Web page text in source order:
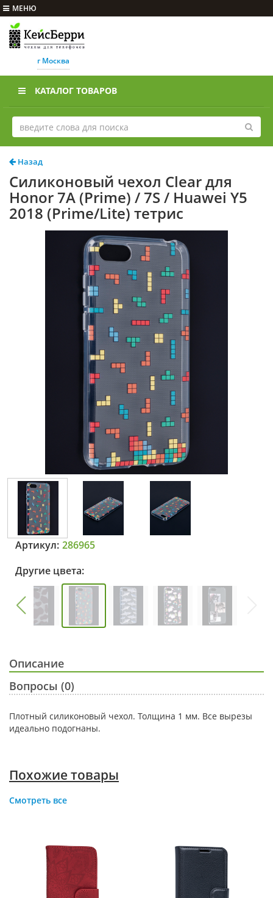
МЕНЮ
г Москва
КАТАЛОГ ТОВАРОВ
Назад
Силиконовый чехол Clear для
Honor 7A (Prime) / 7S / Huawei Y5
2018 (Prime/Lite) тетрис
Артикул: 286965
Другие цвета:
Описание
Вопросы (0)
Плотный силиконовый чехол. Толщина 1 мм. Все вырезы
идеально подогнаны.
Похожие товары
Смотреть все